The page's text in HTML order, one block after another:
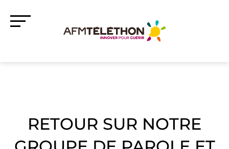
RETOUR SUR NOTRE